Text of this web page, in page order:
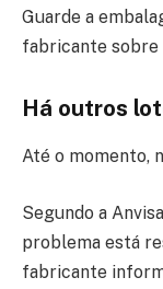
Guarde a
fabricante sobre
Há outros
Até o momento,
Segundo a
problema está
fabricante